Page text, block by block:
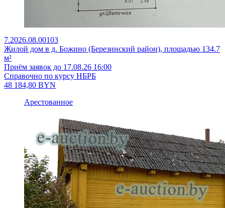
7.2026.08.00103
Жилой дом в д. Божино (Березинский район), площадью 134.7
м²
Приём заявок до 17.08.26 16:00
Справочно по курсу НБРБ
48 184,80 BYN
Арестованное